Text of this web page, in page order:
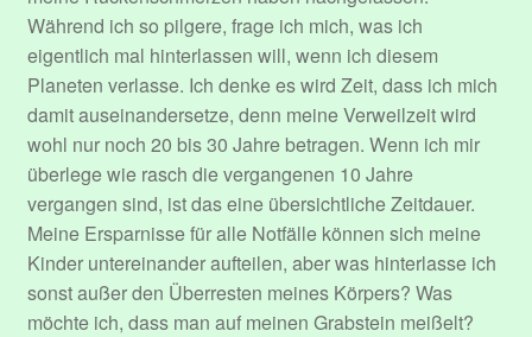
Während ich so pilgere, frage ich mich, was ich
eigentlich mal hinterlassen will, wenn ich diesem
Planeten verlasse. Ich denke es wird Zeit, dass ich mich
damit auseinandersetze, denn meine Verweilzeit wird
wohl nur noch 20 bis 30 Jahre betragen. Wenn ich mir
überlege wie rasch die vergangenen 10 Jahre
vergangen sind, ist das eine übersichtliche Zeitdauer.
Meine Ersparnisse für alle Notfälle können sich meine
Kinder untereinander aufteilen, aber was hinterlasse ich
sonst außer den Überresten meines Körpers? Was
möchte ich, dass man auf meinen Grabstein meißelt?